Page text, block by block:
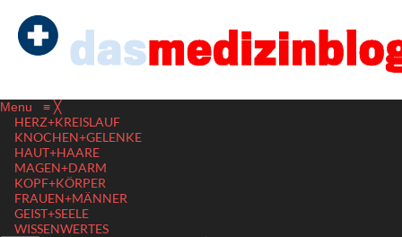
Menu ≡ ╳
HERZ+KREISLAUF
KNOCHEN+GELENKE
HAUT+HAARE
MAGEN+DARM
KOPF+KÖRPER
FRAUEN+MÄNNER
GEIST+SEELE
WISSENWERTES